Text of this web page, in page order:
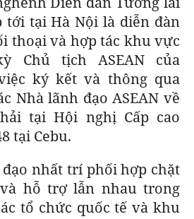
tới tại Hà Nội là diễn đàn
thoại và hợp tác khu vực
Chủ tịch ASEAN của
ký kết và thông qua
Nhà lãnh đạo ASEAN về
tại Hội nghị Cấp cao
tại Cebu.
nhất trí phối hợp chặt
hỗ trợ lẫn nhau trong
tổ chức quốc tế và khu